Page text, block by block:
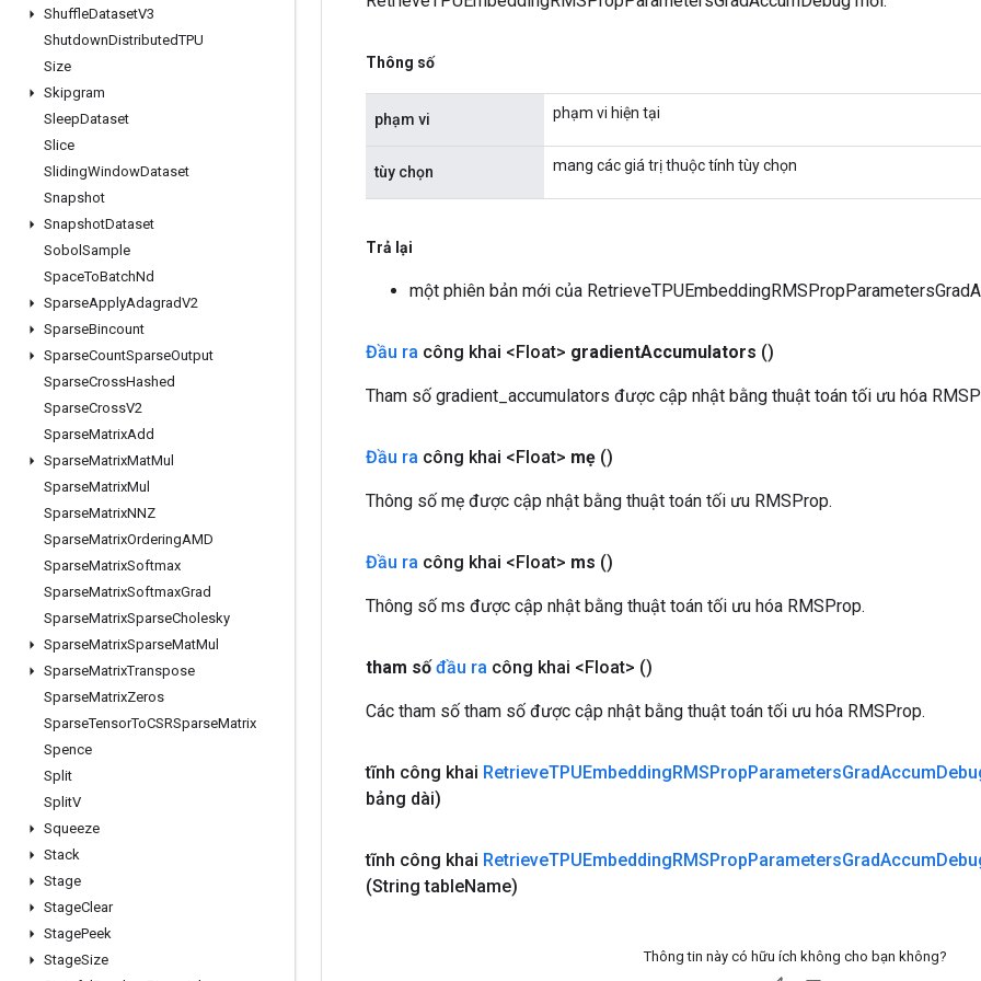
ShuffleDatasetV3
ShutdownDistributedTPU
Size
Skipgram
SleepDataset
Slice
SlidingWindowDataset
Snapshot
SnapshotDataset
Sobol Sample
SpaceToBatchNd
SparseApplyAdagradV2
SparseBincount
SparseCountSparseOutput
SparseCrossHashed
SparseCrossV2
SparseMatrixAdd
SparseMatrixMatMul
SparseMatrixMul
SparseMatrixNNZ
SparseMatrixOrderingAMD
SparseMatrixSoftmax
SparseMatrixSoftmaxGrad
SparseMatrixSparseCholesky
SparseMatrixSparseMatMul
SparseMatrixTranspose
SparseMatrixZeros
SparseTensorToCSRSparseMatrix
Spence
Split
SplitV
Squeeze
Stack
Stage
StageClear
StagePeek
StageSize
Thông số
phạm vi phạm vi hiện tại
tùy chọn mang các giá trị thuộc tính tùy chọn
Trả lại
một phiên bản mới của
Đầu ra công khai <Float> gradientAccumulators ()
Tham số gradient_accumulators được cập nhật bằng thuật toán tối ưu hóa
Đầu ra công khai <Float> mẹ ()
Thông số mẹ được cập nhật bằng thuật toán tối ưu RMSProp.
Đầu ra công khai <Float> ms ()
Thông số ms được cập nhật bằng thuật toán tối ưu hóa RMSProp.
tham số đầu ra công khai <Float> ()
Các tham số tham số được cập nhật bằng thuật toán tối ưu hóa RMSProp.
tĩnh công khai RetrieveTPUEmbeddingRMSPropParametersGradAccum
bảng dài)
tĩnh công khai RetrieveTPUEmbeddingRMSPropParametersGradAccum
(String tableName)
Thông tin này có hữu ích không cho bạn không?